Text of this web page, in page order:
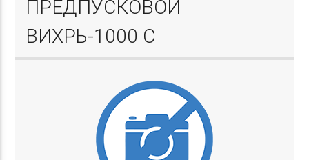
ПРЕДПУСКОВОЙ
ВИХРЬ-1000 С